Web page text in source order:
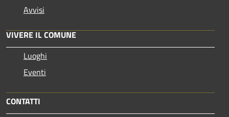
Avvisi
VIVERE IL COMUNE
Luoghi
Eventi
CONTATTI